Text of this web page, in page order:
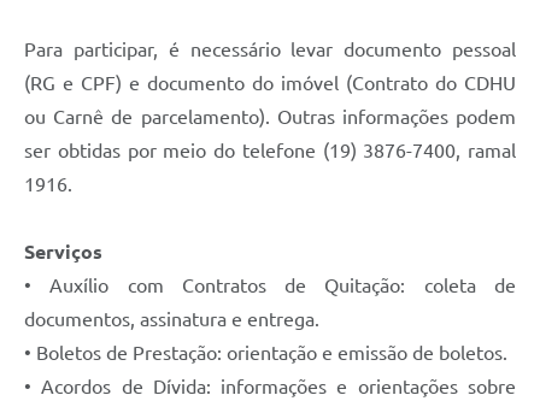
Para participar, é necessário levar documento pessoal
(RG e CPF) e documento do imóvel (Contrato do CDHU
ou Carnê de parcelamento). Outras informações podem
ser obtidas por meio do telefone (19) 3876-7400, ramal
1916.
Serviços
• Auxílio com Contratos de Quitação: coleta de
documentos, assinatura e entrega.
• Boletos de Prestação: orientação e emissão de boletos.
• Acordos de Dívida: informações e orientações sobre